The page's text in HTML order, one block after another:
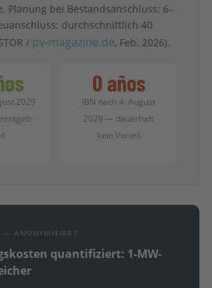
Planung bei Bestandsanschluss: 6–
durchschnittlich 40
/ pv-magazine.de, Feb. 2026).
2029
0 años
IBN nach 4. August
2029 — dauerhaft
kein Vorteil
— ANONYMISIERT
quantifiziert: 1-MW-